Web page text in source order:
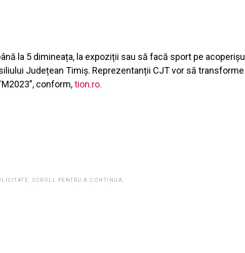
la 5 dimineața, la expoziții sau să facă sport pe acoperișul
Județean Timiș. Reprezentanții CJT vor să transforme
conform,tion.ro.
SCROLL PENTRU A CONTINUA.